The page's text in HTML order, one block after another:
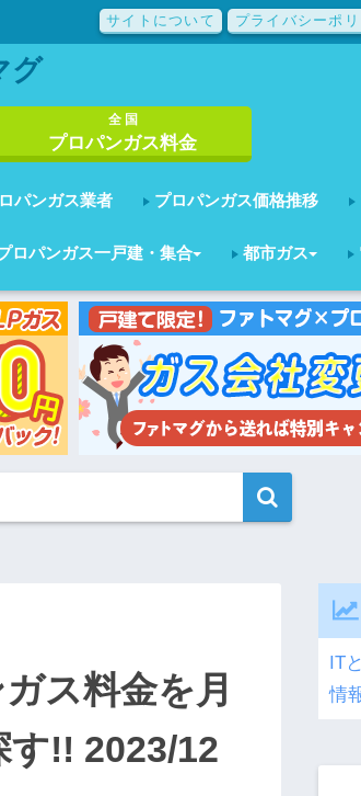
サイトについて プライバシーポリ
グ
全 国
プロパンガス料金
パンガス業者 プロパンガス価格推移
ロパンガス一戸建・集合 都市ガス
ス料金を月
す!! 2023/12
IT
情